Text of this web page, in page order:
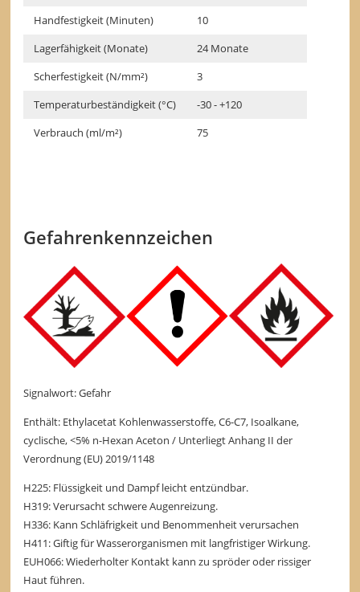
Handfestigkeit (Minuten)
10
Lagerfähigkeit (Monate)
24 Monate
Scherfestigkeit (N/mm²)
3
Temperaturbeständigkeit (°C)
-30 - +120
Verbrauch (ml/m²)
75
Gefahrenkennzeichen
Signalwort: Gefahr
Enthält: Ethylacetat Kohlenwasserstoffe, C6-C7, Isoalkane,
cyclische, <5% n-Hexan Aceton / Unterliegt Anhang II der
Verordnung (EU) 2019/1148
H225: Flüssigkeit und Dampf leicht entzündbar.
H319: Verursacht schwere Augenreizung.
H336: Kann Schläfrigkeit und Benommenheit verursachen
H411: Giftig für Wasserorganismen mit langfristiger Wirkung.
EUH066: Wiederholter Kontakt kann zu spröder oder rissiger
Haut führen.